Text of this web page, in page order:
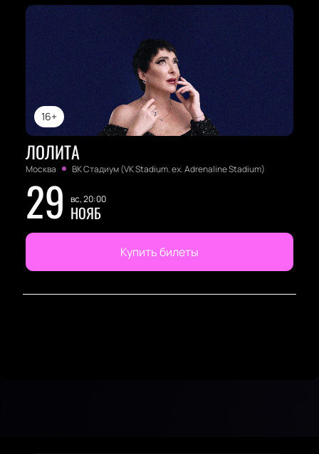
16+
ЛОЛИТА
Москва ВК Стадиум (VK Stadium. ex. Adrenaline Stadium)
29 вс, 20:00
НОЯБ
Купить билеты